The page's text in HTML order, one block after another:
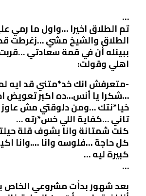
…
تم الطلاق اخيرا …واول ما رمي
الطلاق والشيخ مشي …زغرطت
ببينله أن في قمة سعادتي
اهلي وقولت:
-متعرفش انك خد*متني قد ايه
…شكرا يا أنس…ده اكبر تعويض
خيا*نتك …ومن دلوقتي مش
تاني …كفاية اللي خس*رته …
كنت شمتانة وانا بشوف قلة
كل حاجة …فلوسه وانا ….وانا
كبيرة ليه …
…
بعد شهور بدأت مشروعي الخاص